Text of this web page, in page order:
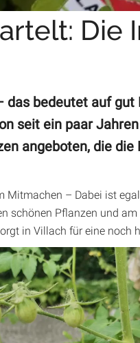
Die
das bedeutet auf
seit ein paar
angeboten, die
Mitmachen – Dabei ist
schönen Pflanzen und
in Villach für eine noch